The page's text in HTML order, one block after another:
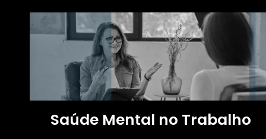
Saúde Mental no Trabalho